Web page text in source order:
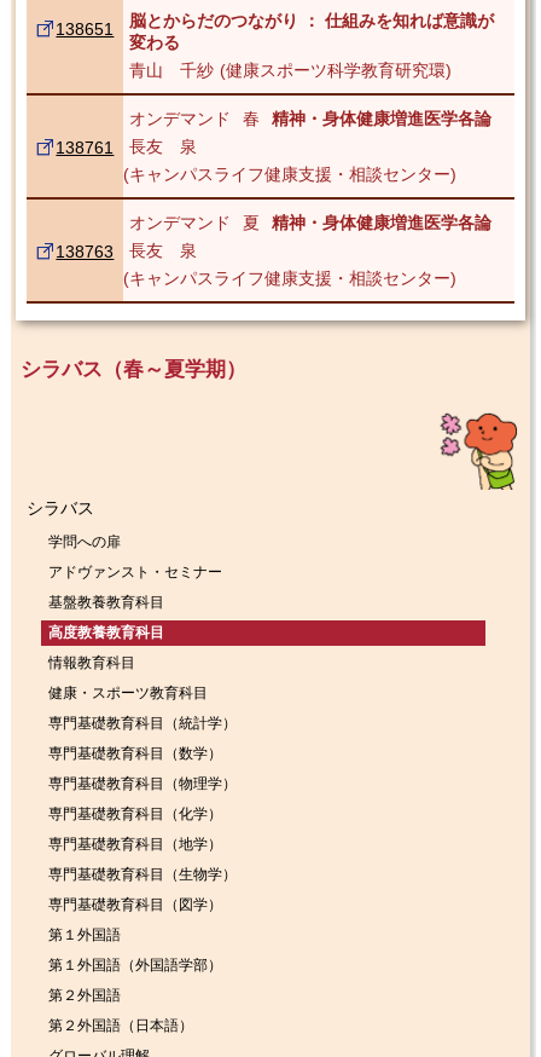
138651
脳とからだのつながり ： 仕組みを知れば意識が
変わる
青山 千紗
健康スポーツ科学教育研究環
138761
オンデマンド 春
精神・身体健康増進医学各論
長友 泉
キャンパスライフ健康支援・相談センター
138763
オンデマンド 夏
精神・身体健康増進医学各論
長友 泉
キャンパスライフ健康支援・相談センター
シラバス（春～夏学期）
シラバス
学問への扉
アドヴァンスト・セミナー
基盤教養教育科目
高度教養教育科目
情報教育科目
健康・スポーツ教育科目
専門基礎教育科目（統計学）
専門基礎教育科目（数学）
専門基礎教育科目（物理学）
専門基礎教育科目（化学）
専門基礎教育科目（地学）
専門基礎教育科目（生物学）
専門基礎教育科目（図学）
第１外国語
第１外国語（外国語学部）
第２外国語
第２外国語（日本語）